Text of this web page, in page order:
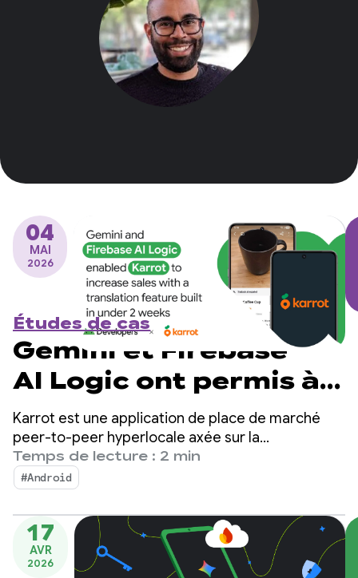
04
MAI
2026
Études de cas
Gemini et Firebase
AI Logic ont permis à
Karrot d'augmenter
ses ventes grâce à une
fonctionnalité de
en moins de deux
semaines
Karrot est une application de place de marché
peer-to-peer hyperlocale axée sur la
communauté. Elle permet aux utilisateurs
d'acheter, de vendre et d'échanger des articles
avec d'autres utilisateurs validés. Depuis son
lancement en Corée du Sud en 2015, la plate-
forme s'est étendue aux marchés mondiaux et
compte désormais plus de 43 millions
d'utilisateurs inscrits.
Temps de lecture : 2 min
#Android
17
AVR
2026